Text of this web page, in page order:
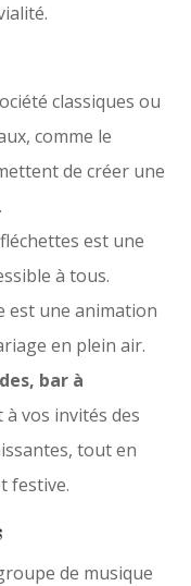
classiques ou
comme le
de créer une
est une
à tous.
est une animation
en plein air.
bar à
vos invités des
tout en
festive.
de musique